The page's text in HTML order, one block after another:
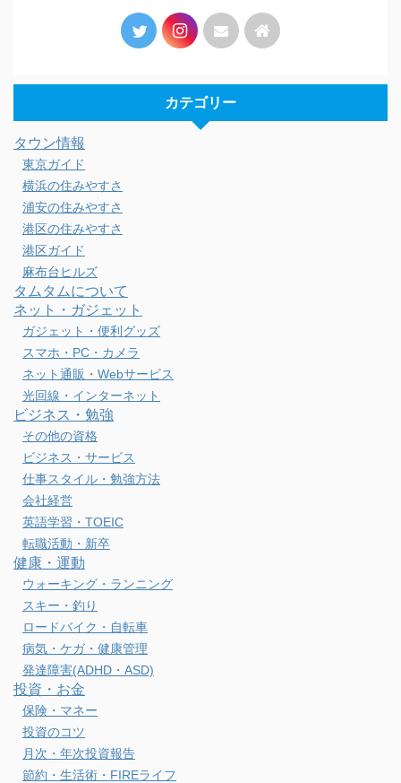
カテゴリー
タウン情報
東京ガイド
横浜の住みやすさ
浦安の住みやすさ
港区の住みやすさ
港区ガイド
麻布台ヒルズ
タムタムについて
ネット・ガジェット
ガジェット・便利グッズ
スマホ・PC・カメラ
ネット通販・Webサービス
光回線・インターネット
ビジネス・勉強
その他の資格
ビジネス・サービス
仕事スタイル・勉強方法
会社経営
英語学習・TOEIC
転職活動・新卒
健康・運動
ウォーキング・ランニング
スキー・釣り
ロードバイク・自転車
病気・ケガ・健康管理
発達障害(ADHD・ASD)
投資・お金
保険・マネー
投資のコツ
月次・年次投資報告
節約・生活術・FIREライフ